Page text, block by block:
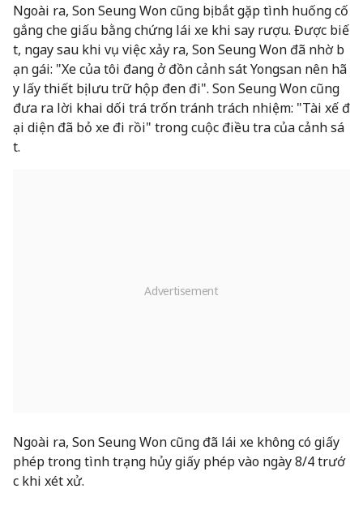
Ngoài ra, Son Seung Won cũng bị bắt gặp tình huống cố
gắng che giấu bằng chứng lái xe khi say rượu. Được biế
t, ngay sau khi vụ việc xảy ra, Son Seung Won đã nhờ b
ạn gái: "Xe của tôi đang ở đồn cảnh sát Yongsan nên hã
y lấy thiết bị lưu trữ hộp đen đi". Son Seung Won cũng
đưa ra lời khai dối trá trốn tránh trách nhiệm: "Tài xế đ
ại diện đã bỏ xe đi rồi" trong cuộc điều tra của cảnh sá
t.
Ngoài ra, Son Seung Won cũng đã lái xe không có giấy
phép trong tình trạng hủy giấy phép vào ngày 8/4 trướ
c khi xét xử.